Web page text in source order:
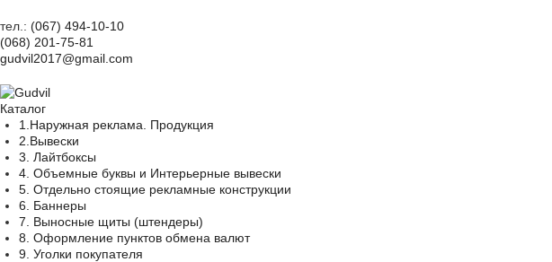
тел.: (067) 494-10-10
(068) 201-75-81
gudvil2017@gmail.com
Каталог
1.Наружная реклама. Продукция
2.Вывески
3. Лайтбоксы
4. Объемные буквы и Интерьерные вывески
5. Отдельно стоящие рекламные конструкции
6. Баннеры
7. Выносные щиты (штендеры)
8. Оформление пунктов обмена валют
9. Уголки покупателя